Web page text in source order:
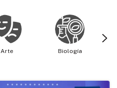
Arte Biología